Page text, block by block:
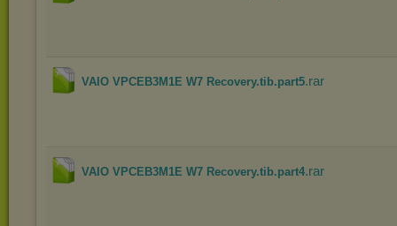
VAIO VPCEB3M1E W7 Recovery.tib.part5.rar
VAIO VPCEB3M1E W7 Recovery.tib.part4.rar